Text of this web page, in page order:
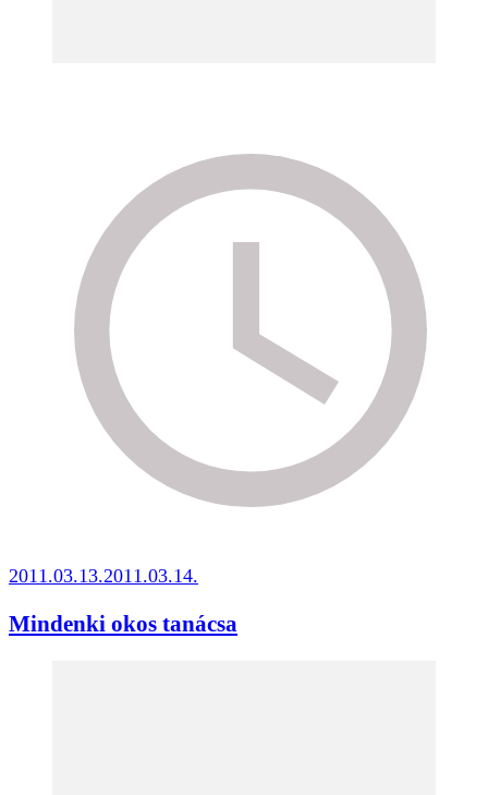
2011.03.13.2011.03.14.
Mindenki okos tanácsa